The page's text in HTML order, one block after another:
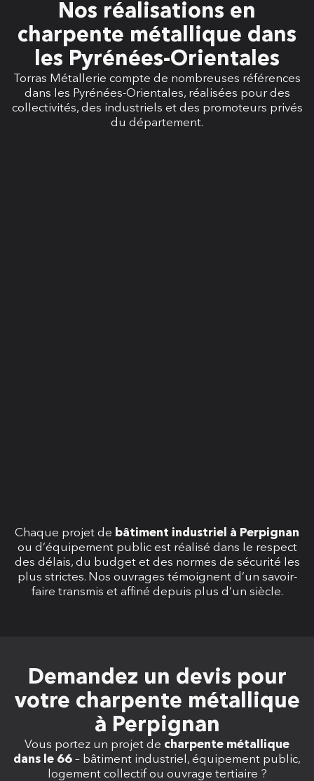
Nos réalisations en
charpente métallique dans
les Pyrénées-Orientales
Torras Métallerie compte de nombreuses références
dans les Pyrénées-Orientales, réalisées pour des
collectivités, des industriels et des promoteurs privés
du département.
Chaque projet de bâtiment industriel à Perpignan
ou d’équipement public est réalisé dans le respect
des délais, du budget et des normes de sécurité les
plus strictes. Nos ouvrages témoignent d’un savoir-
faire transmis et affiné depuis plus d’un siècle.
Demandez un devis pour
votre charpente métallique
à Perpignan
Vous portez un projet de charpente métallique
dans le 66– bâtiment industriel, équipement public,
logement collectif ou ouvrage tertiaire ?